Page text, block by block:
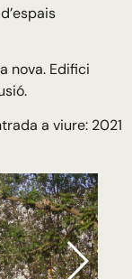
nova. Edifici
a viure: 2021